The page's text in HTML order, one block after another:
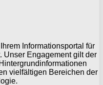
Informationsportal für
Unser Engagement gilt der
vielfältigen Bereichen der